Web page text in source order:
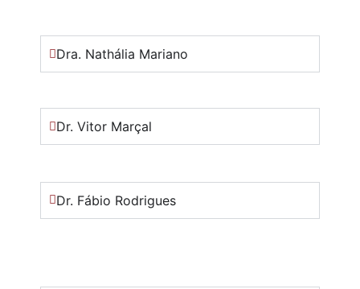
Dra. Nathália Mariano
Dr. Vitor Marçal
Dr. Fábio Rodrigues